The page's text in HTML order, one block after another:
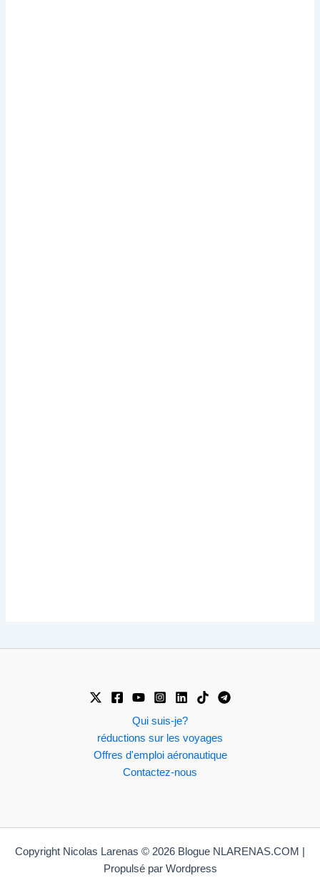
Qui suis-je?
réductions sur les voyages
Offres d'emploi aéronautique
Contactez-nous
Copyright Nicolas Larenas © 2026 Blogue NLARENAS.COM |
Propulsé par Wordpress